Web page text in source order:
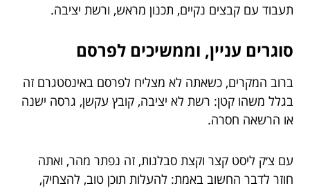
תעבוד עם קבצים נקיים, תכנון מראש, ורשת יציבה.
סוגרים עניין, וממשיכים לפרסם
ברוב המקרים, כשאתה לא מצליח לפרסם באינסטגרם זה
בגלל משהו קטן: רשת לא יציבה, קובץ עקשן, גרסה ישנה
או הרשאה חסרה.
עם צ׳ק ליסט קצר וקצת סבלנות, זה נפתר מהר, ואתה
חוזר לדבר החשוב באמת: להעלות תוכן טוב, להצחיק,